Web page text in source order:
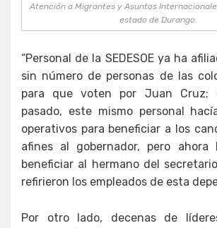
Atención a Migrantes y Asuntos
estado de Durango.
“Personal de la SEDESOE ya ha
sin número de personas de las
para que voten por Juan Cruz;
pasado, este mismo personal
operativos para beneficiar a los
afines al gobernador, pero ahora
beneficiar al hermano del
refirieron los empleados de esta
Por otro lado, decenas de